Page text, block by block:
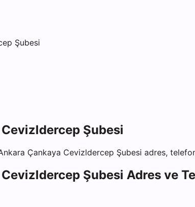
Şubesi
Şubesi
Çankaya Cevizldercep Şubesi adres,
Şubesi Adres ve